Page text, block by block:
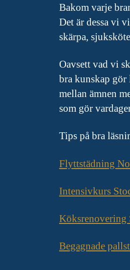
Bakom varje
Det är dessa vi
skärpa,
Oavsett vad vi
bra kunskap
mellan ämnen
som gör
Tips på bra
Flyttstädning
Intensivkurs
Köksrenovering
Begagnade